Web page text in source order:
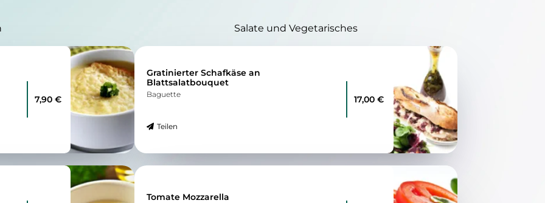
7,90 €
Salate und Vegetarisches
Gratinierter Schafkäse an
Blattsalatbouquet
Baguette
Teilen
17,00 €
Tomate Mozzarella